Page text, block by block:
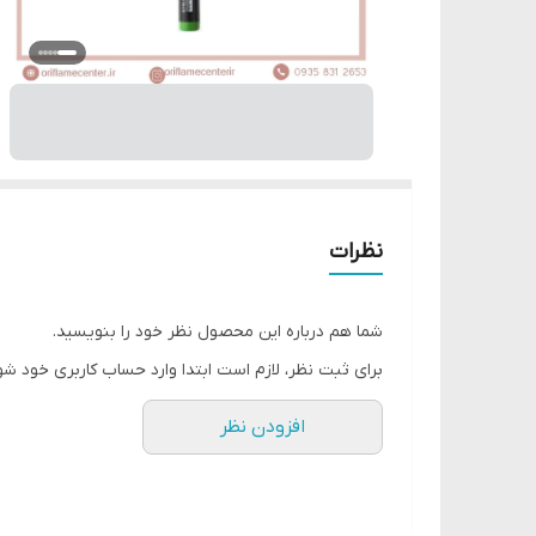
نظرات
شما هم درباره این محصول نظر خود را بنویسید.
برای ثبت نظر، لازم است ابتدا وارد حساب کاربری خود
افزودن نظر